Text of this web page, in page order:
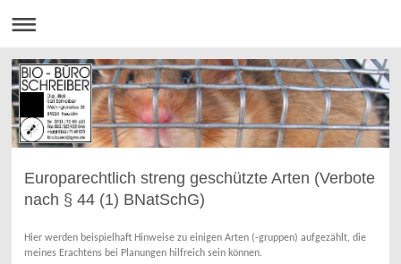
Europarechtlich streng geschützte Arten (Verbote
nach § 44 (1) BNatSchG)
Hier werden beispielhaft Hinweise zu einigen Arten (-gruppen) aufgezählt, die
meines Erachtens bei Planungen hilfreich sein können.